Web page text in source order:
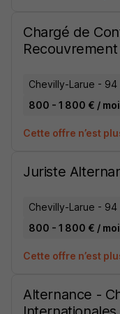
Chargé de
Chevilly-Larue - 94
800 - 1 800 € /
Cette offre n’est
Juriste
Chevilly-Larue - 94
800 - 1 800 € /
Cette offre n’est
Alternance -